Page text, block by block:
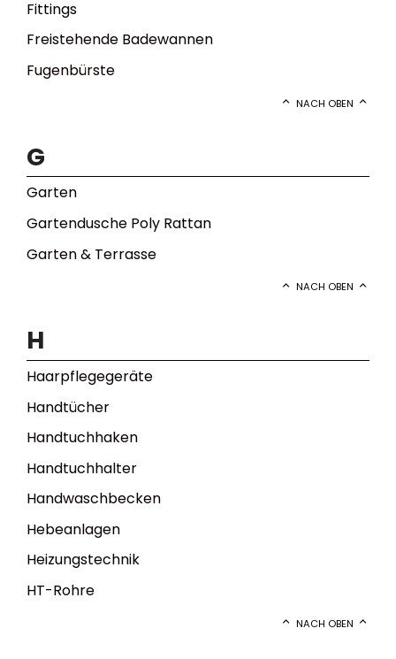
Fittings
Freistehende Badewannen
Fugenbürste
NACH OBEN
G
Garten
Gartendusche Poly Rattan
Garten & Terrasse
NACH OBEN
H
Haarpflegegeräte
Handtücher
Handtuchhaken
Handtuchhalter
Handwaschbecken
Hebeanlagen
Heizungstechnik
HT-Rohre
NACH OBEN